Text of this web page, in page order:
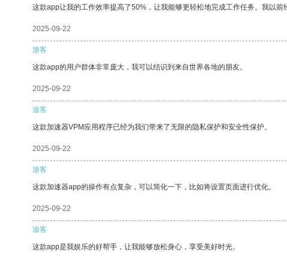
这款app让我的工作效率提高了50%，让我能够更轻松地完成工作任务。我以
2025-09-22
游客
这款app的用户群体非常庞大，我可以结识到来自世界各地的朋友。
2025-09-22
游客
这款加速器VPM应用程序已经为我们带来了无限的隐私保护和安全性保护。
2025-09-22
游客
这款加速器app的操作有点复杂，可以简化一下，比如将设置页面进行优化。
2025-09-22
游客
这款app是我娱乐的好帮手，让我能够放松身心，享受美好时光。